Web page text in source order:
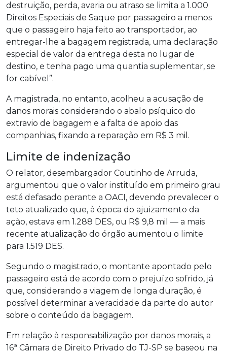
destruição, perda, avaria ou atraso se limita a 1.000
Direitos Especiais de Saque por passageiro a menos
que o passageiro haja feito ao transportador, ao
entregar-lhe a bagagem registrada, uma declaração
especial de valor da entrega desta no lugar de
destino, e tenha pago uma quantia suplementar, se
for cabível”.
A magistrada, no entanto, acolheu a acusação de
danos morais considerando o abalo psíquico do
extravio de bagagem e a falta de apoio das
companhias, fixando a reparação em R$ 3 mil.
Limite de indenização
O relator, desembargador Coutinho de Arruda,
argumentou que o valor instituído em primeiro grau
está defasado perante a OACI, devendo prevalecer o
teto atualizado que, à época do ajuizamento da
ação, estava em 1.288 DES, ou R$ 9,8 mil — a mais
recente atualização do órgão aumentou o limite
para 1.519 DES.
Segundo o magistrado, o montante apontado pelo
passageiro está de acordo com o prejuízo sofrido, já
que, considerando a viagem de longa duração, é
possível determinar a veracidade da parte do autor
sobre o conteúdo da bagagem.
Em relação à responsabilização por danos morais, a
16ª Câmara de Direito Privado do TJ-SP se baseou na